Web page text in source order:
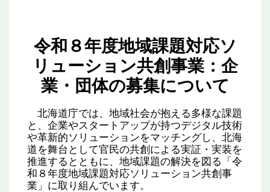
令和８年度地域課題対応ソ
リューション共創事業：企
業・団体の募集について
北海道庁では、地域社会が抱える多様な課題
と、企業やスタートアップが持つデジタル技術
や革新的ソリューションをマッチングし、北海
道を舞台として官民の共創による実証・実装を
推進するとともに、地域課題の解決を図る「令
和８年度地域課題対応ソリューション共創事
業」に取り組んでいます。